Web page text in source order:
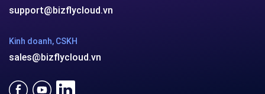
support@bizflycloud.vn
Kinh doanh, CSKH
sales@bizflycloud.vn